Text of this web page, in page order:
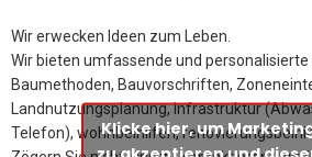
Klicke hier, um
Wir erwecken Ideen zum Leben.
Wir bieten umfassende und
Baumethoden, Bauvorschriften,
Landnutzungsplanung, Infrastruktur
Telefon), wohnbeihilfen,